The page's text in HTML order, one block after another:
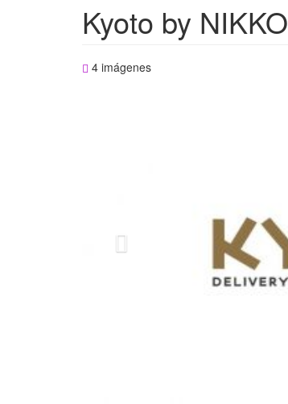
Kyoto by NIKKO
4 imágenes